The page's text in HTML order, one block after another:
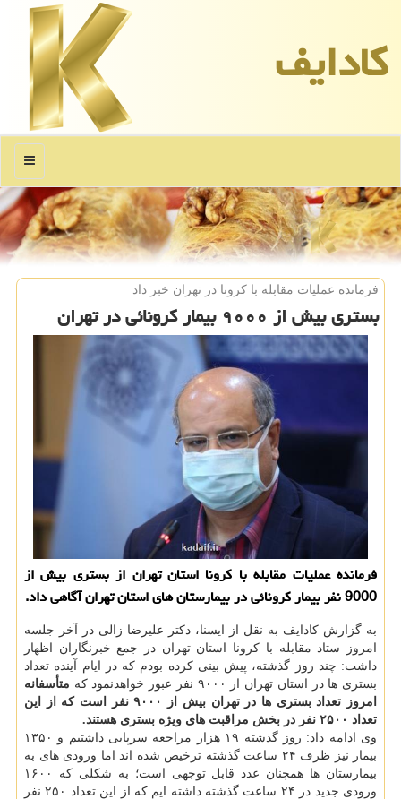
كادایف
منو
فرمانده عملیات مقابله با كرونا در تهران خبر داد
بستری بیش از ۹۰۰۰ بیمار كرونائی در تهران
فرمانده عملیات مقابله با کرونا استان تهران از بستری بیش از
9000 نفر بیمار کرونائی در بیمارستان های استان تهران آگاهی داد.
به گزارش کادایف به نقل از ایسنا، دکتر علیرضا زالی در آخر جلسه
امروز ستاد مقابله با کرونا استان تهران در جمع خبرنگاران اظهار
داشت: چند روز گذشته، پیش بینی کرده بودم که در ایام آینده تعداد
بستری ها در استان تهران از ۹۰۰۰ نفر عبور خواهدنمود که
متأسفانه
امروز تعداد بستری ها در تهران بیش از ۹۰۰۰ نفر است که از این
تعداد ۲۵۰۰ نفر در بخش مراقبت های ویژه بستری هستند.
وی ادامه داد: روز گذشته ۱۹ هزار مراجعه سرپایی داشتیم و ۱۳۵۰
بیمار نیز ظرف ۲۴ ساعت گذشته ترخیص شده اند اما ورودی های به
بیمارستان ها همچنان عدد قابل توجهی است؛ به شکلی که ۱۶۰۰
ورودی جدید در ۲۴ ساعت گذشته داشته ایم که از این تعداد ۲۵۰ نفر